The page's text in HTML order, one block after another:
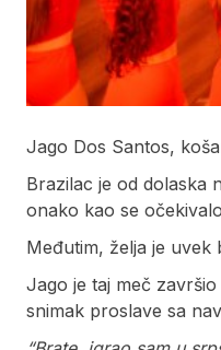
Jago Dos Santos,
Brazilac je od dolaska
onako kao se
Međutim, želja je uvek
Jago je taj meč
snimak proslave sa